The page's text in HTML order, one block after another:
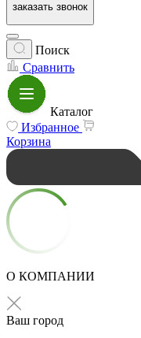
заказать звонок
Поиск
Сравнить
Каталог
Избранное
Корзина
О КОМПАНИИ
Ваш город